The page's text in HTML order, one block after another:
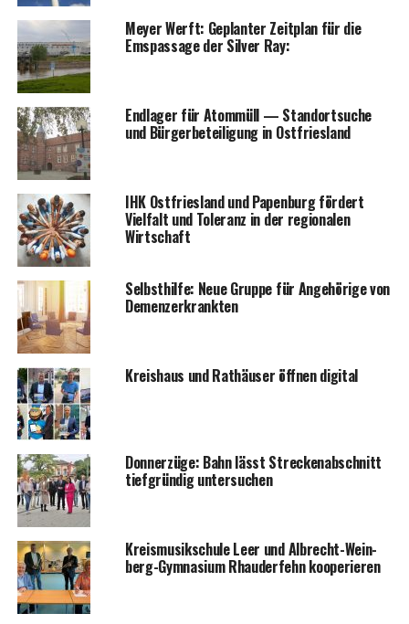
Mey­er Werft: Geplan­ter Zeit­plan für die
Ems­pas­sa­ge der Sil­ver Ray:
End­la­ger für Atom­müll — Stand­ort­su­che
und Bür­ger­be­tei­li­gung in Ostfriesland
IHK Ost­fries­land und Papen­burg för­dert
Viel­falt und Tole­ranz in der regio­na­len
Wirtschaft
Selbst­hil­fe: Neue Grup­pe für Ange­hö­ri­ge von
Demenzerkrankten
Kreis­haus und Rat­häu­ser öff­nen digital
Don­ner­zü­ge: Bahn lässt Stre­cken­ab­schnitt
tief­grün­dig untersuchen
Kreis­mu­sik­schu­le Leer und Albrecht-Wein­
berg-Gym­na­si­um Rhau­der­fehn kooperieren